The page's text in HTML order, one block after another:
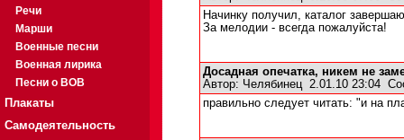
Речи
Марши
Военные песни
Военная лирика
Песни о ВОВ
Плакаты
Самодеятельность
Начинку получил, каталог
За мелодии - всегда пожалуйста!
Досадная опечатка, никем не
Автор: Челябинец2.01.10 23:04
правильно следует читать: "и на